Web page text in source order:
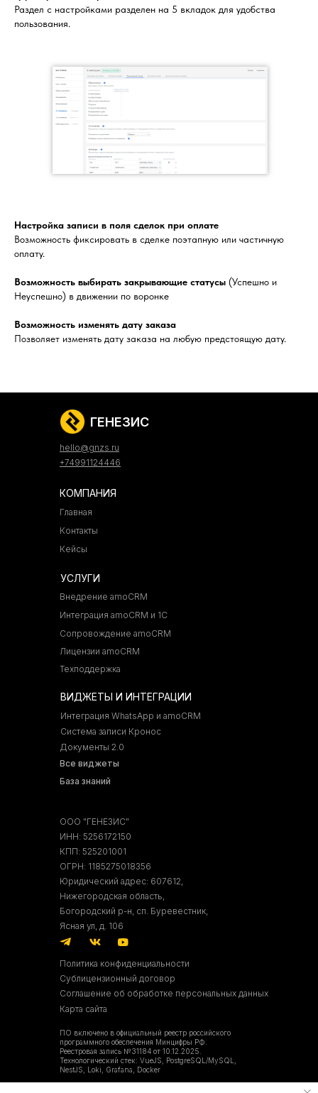
Раздел с настройками разделен на 5 вкладок для удобства
пользования.
Настройка записи в поля сделок при оплате
Возможность фиксировать в сделке поэтапную или частичную
оплату.
Возможность выбирать закрывающие статусы (Успешно и
Неуспешно) в движении по воронке
Возможность изменять дату заказа
Позволяет изменять дату заказа на любую предстоящую дату.
ГЕНЕЗИС
ВИДЖЕТЫ И ИНТЕГРАЦИИ
hello@gnzs.ru
+74991124446
ООО "ГЕНЕЗИС"
ИНН: 5256172150
КПП: 525201001
ОГРН: 1185275018356
Юридический адрес: 607612,
Нижегородская область,
Богородский р-н, сп. Буревестник,
Ясная ул, д. 106
Главная
Контакты
Внедрение amoCRM
Интеграция amoCRM и 1С
Сопровождение amoCRM
Интеграция WhatsApp и amoCRM
КОМПАНИЯ
УСЛУГИ
Кейсы
Политика конфиденциальности
Сублицензионный договор
Соглашение об обработке персональных данных
Карта сайта
Система записи Кронос
Документы 2.0
Все виджеты
Лицензии amoCRM
Техподдержка
База знаний
ПО включено в официальный реестр российского
программного обеспечения Минцифры РФ.
Реестровая запись №31184 от 10.12.2025.
Технологический стек: VueJS, PostgreSQL/MySQL,
NestJS, Loki, Grafana, Docker